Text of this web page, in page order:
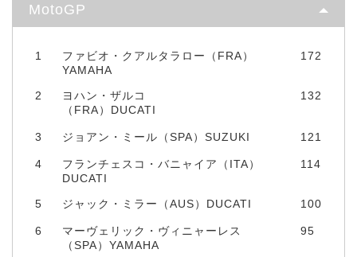
MotoGP
1
ファビオ・クアルタラロー（FRA）
YAMAHA
172
2
ヨハン・ザルコ
（FRA）DUCATI
132
3 ジョアン・ミール（SPA）SUZUKI 121
4
フランチェスコ・バニャイア（ITA）
DUCATI
114
5 ジャック・ミラー（AUS）DUCATI 100
6
マーヴェリック・ヴィニャーレス
（SPA）YAMAHA
95